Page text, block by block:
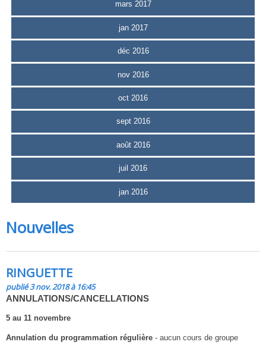
mars 2017
jan 2017
déc 2016
nov 2016
oct 2016
sept 2016
août 2016
juil 2016
jan 2016
Nouvelles
RINGUETTE
publié 3 nov. 2018 à 16:45
ANNULATIONS/CANCELLATIONS
5 au 11 novembre
Annulation du programmation régulière - aucun cours de groupe